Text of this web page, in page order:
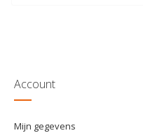
Account
Mijn gegevens